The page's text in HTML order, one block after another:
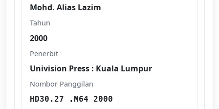
Mohd. Alias Lazim
Tahun
2000
Penerbit
Univision Press : Kuala Lumpur
Nombor Panggilan
HD30.27 .M64 2000